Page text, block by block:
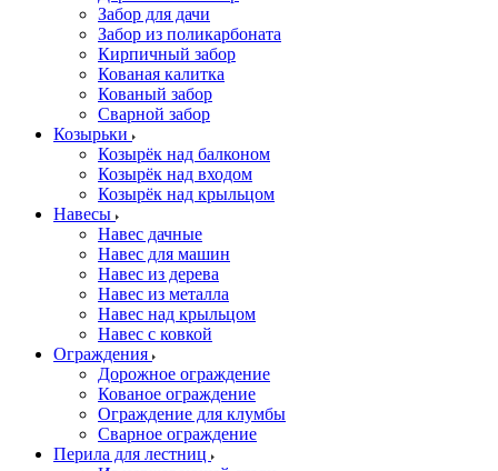
Забор для дачи
Забор из поликарбоната
Кирпичный забор
Кованая калитка
Кованый забор
Сварной забор
Козырьки
Козырёк над балконом
Козырёк над входом
Козырёк над крыльцом
Навесы
Навес дачные
Навес для машин
Навес из дерева
Навес из металла
Навес над крыльцом
Навес с ковкой
Ограждения
Дорожное ограждение
Кованое ограждение
Ограждение для клумбы
Сварное ограждение
Перила для лестниц